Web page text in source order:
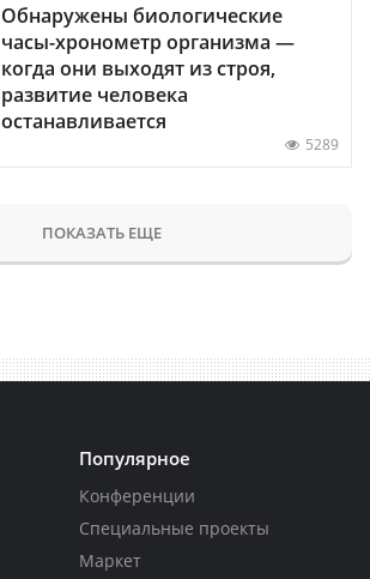
Обнаружены биологические
часы-хронометр организма —
когда они выходят из строя,
развитие человека
останавливается
5289
ПОКАЗАТЬ ЕЩЕ
Популярное
Конференции
Специальные проекты
Маркет